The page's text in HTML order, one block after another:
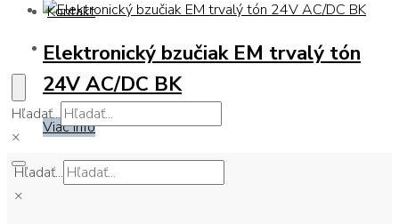
Kontakt
Hľadať...
×
Elektronický bzučiak EM trvalý tón
24V AC/DC BK
Viac info
Hľadať...
×